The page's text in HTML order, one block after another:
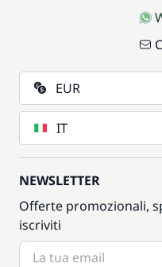
EUR
IT
NEWSLETTER
Offerte promozionali,
iscriviti